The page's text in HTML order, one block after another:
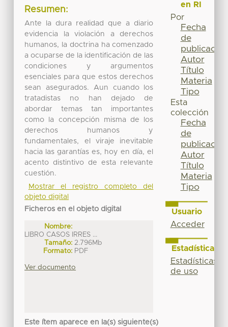
Resumen:
Ante la dura realidad que a diario
evidencia la violación a derechos
humanos, la doctrina ha comenzado
a ocuparse de la identificación de las
condiciones y argumentos
esenciales para que estos derechos
sean asegurados. Aun cuando los
tratadistas no han dejado de
abordar temas tan importantes
como la concepción misma de los
derechos humanos y
fundamentales, el viraje inevitable
hacia las garantías es, hoy en día, el
acento distintivo de esta relevante
cuestión.
Mostrar el registro completo del
objeto digital
Ficheros en el objeto digital
Nombre:
LIBRO CASOS IRRES ...
Tamaño: 2.796Mb
Formato: PDF
Ver documento
Este ítem aparece en la(s) siguiente(s)
en RI
Por
Fecha
de
publicación
Autor
Título
Materia
Tipo
Esta
colección
Fecha
de
publicación
Autor
Título
Materia
Tipo
Usuario
Acceder
Estadísticas
Estadísticas
de uso